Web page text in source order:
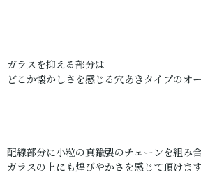
ガラスを抑える部分は
どこか懐かしさを感じる穴あきタイプのオ
配線部分に小粒の真鍮製のチェーンを組み
ガラスの上にも煌びやかさを感じて頂けます